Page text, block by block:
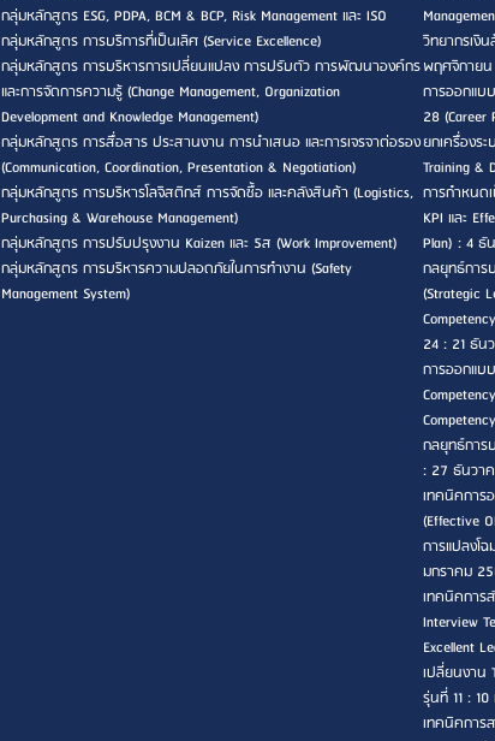
กลุ่มหลักสูตร ESG, PDPA, BCM & BCP, Risk Management และ ISO
กลุ่มหลักสูตร การบริการที่เป็นเลิศ (Service Excellence)
กลุ่มหลักสูตร การบริหารการเปลี่ยนแปลง การปรับตัว การพัฒนาองค์กร
และการจัดการความรู้ (Change Management, Organization
Development and Knowledge Management)
กลุ่มหลักสูตร การสื่อสาร ประสานงาน การนำเสนอ และการเจรจาต่อรอง
(Communication, Coordination, Presentation & Negotiation)
กลุ่มหลักสูตร การบริหารโลจิสติกส์ การจัดซื้อ และคลังสินค้า (Logistics,
Purchasing & Warehouse Management)
กลุ่มหลักสูตร การปรับปรุงงาน Kaizen และ 5ส (Work Improvement)
กลุ่มหลักสูตร การบริหารความปลอดภัยในการทำงาน (Safety
Management System)
วิทยากรเงิ
พฤศจิกาย
การออกแบ
28
ยกเครื่องร
Training &
การกำหนด
KPI และ
Plan) : 4 ธั
กลยุทธ์การ
(Strategic
24 : 21 ธัน
การออกแบ
กลยุทธ์การ
: 27 ธันวา
เทคนิคการ
(Effective
การแปลงโ
มกราคม
เทคนิคการ
Interview
Excellent
เปลี่ยนงาน
รุ่นที่ 11 :
เทคนิคการ